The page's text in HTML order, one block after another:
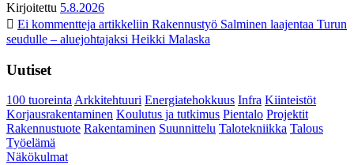
Kirjoitettu 5.8.2026
Ei kommentteja artikkeliin Rakennustyö Salminen laajentaa Turun
seudulle – aluejohtajaksi Heikki Malaska
Uutiset
100 tuoreintaArkkitehtuuri Energiatehokkuus Infra Kiinteistöt
Korjausrakentaminen Koulutus ja tutkimus Pientalo Projektit
Rakennustuote Rakentaminen Suunnittelu Talotekniikka Talous
Työelämä
Näkökulmat